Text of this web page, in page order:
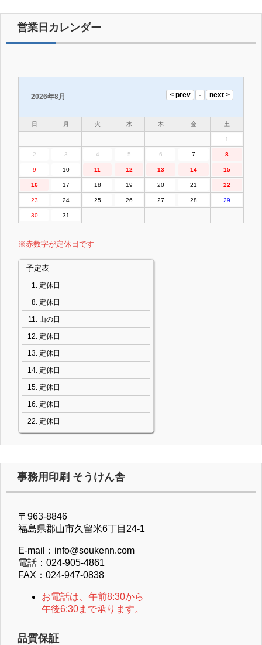
営業日カレンダー
2026年8月
日 月 火 水 木 金 土
1
2 3 4 5 6 7 8
9 10 11 12 13 14 15
16 17 18 19 20 21 22
23 24 25 26 27 28 29
30 31
※赤数字が定休日です
予定表
定休日
定休日
山の日
定休日
定休日
定休日
定休日
定休日
定休日
事務用印刷 そうけん舎
〒963-8846
福島県郡山市久留米6丁目24-1
E-mail：info@soukenn.com
電話：024-905-4861
FAX：024-947-0838
お電話は、午前8:30から
午後6:30まで承ります。
品質保証